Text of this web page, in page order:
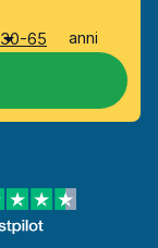
30-65 anni